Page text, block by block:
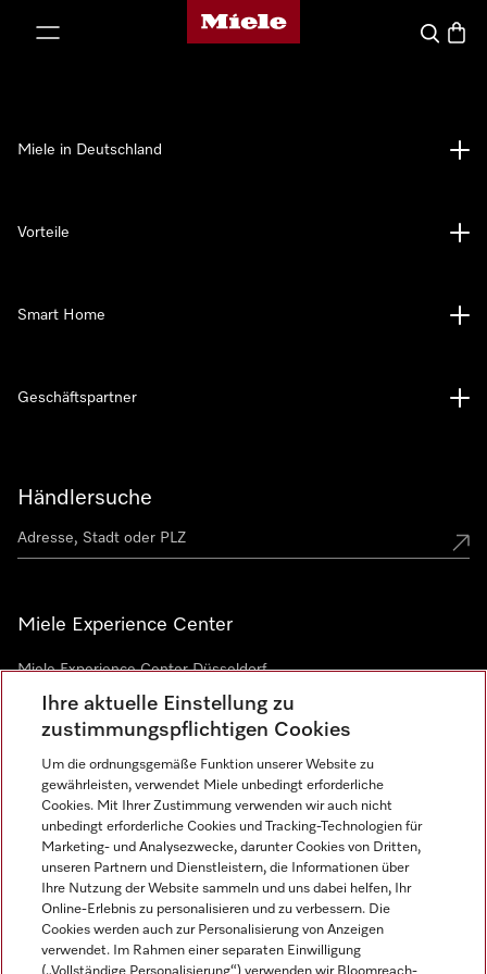
Miele-Homepage
Suche
Händlersuche
Miele Experience Center
Miele Experience Center Düsseldorf
Miele Experience Center Gütersloh
Newsletter
Miele in Deutschland
Vorteile
Smart Home
Geschäftspartner
Ihre aktuelle Einstellung zu
zustimmungspflichtigen Cookies
Um die ordnungsgemäße Funktion unserer Website zu
gewährleisten, verwendet Miele unbedingt erforderliche
Cookies. Mit Ihrer Zustimmung verwenden wir auch nicht
unbedingt erforderliche Cookies und Tracking-Technologien für
Marketing- und Analysezwecke, darunter Cookies von Dritten,
unseren Partnern und Dienstleistern, die Informationen über
Ihre Nutzung der Website sammeln und uns dabei helfen, Ihr
Online-Erlebnis zu personalisieren und zu verbessern. Die
Cookies werden auch zur Personalisierung von Anzeigen
verwendet. Im Rahmen einer separaten Einwilligung